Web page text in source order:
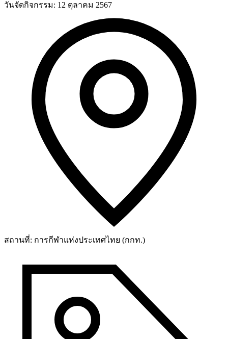
วันจัดกิจกรรม: 12 ตุลาคม 2567
สถานที่: การกีฬาแห่งประเทศไทย (กกท.)